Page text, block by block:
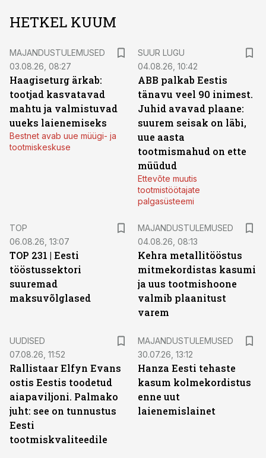
HETKEL KUUM
MAJANDUSTULEMUSED
03.08.26, 08:27
Haagiseturg ärkab:
tootjad kasvatavad
mahtu ja valmistuvad
uueks laienemiseks
Bestnet avab uue müügi- ja
tootmiskeskuse
SUUR LUGU
04.08.26, 10:42
ABB palkab Eestis
tänavu veel 90 inimest.
Juhid avavad plaane:
suurem seisak on läbi,
uue aasta
tootmismahud on ette
müüdud
Ettevõte muutis
tootmistöötajate
palgasüsteemi
TOP
06.08.26, 13:07
TOP 231 | Eesti
tööstussektori
suuremad
maksuvõlglased
MAJANDUSTULEMUSED
04.08.26, 08:13
Kehra metallitööstus
mitmekordistas kasumi
ja uus tootmishoone
valmib plaanitust
varem
UUDISED
07.08.26, 11:52
Rallistaar Elfyn Evans
ostis Eestis toodetud
aiapaviljoni. Palmako
juht: see on tunnustus
Eesti
tootmiskvaliteedile
MAJANDUSTULEMUSED
30.07.26, 13:12
Hanza Eesti tehaste
kasum kolmekordistus
enne uut
laienemislainet